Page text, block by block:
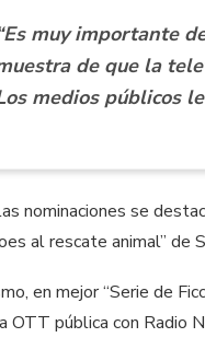
muy importante
de que la
medios públicos
nominaciones se
al rescate animal” de
en mejor “Serie de
OTT pública con Radio